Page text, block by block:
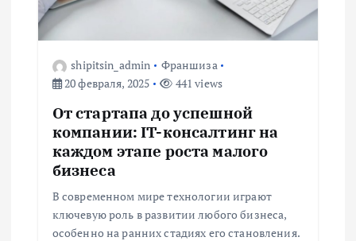
о
shipitsin_admin
Франшиза
20 февраля, 2025
441 views
От стартапа до успешной
компании: IT-консалтинг на
каждом этапе роста малого
бизнеса
В современном мире технологии играют
ключевую роль в развитии любого бизнеса,
особенно на ранних стадиях его становления.